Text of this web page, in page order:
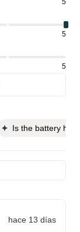
5
5
5
Is the battery
hace 13 días